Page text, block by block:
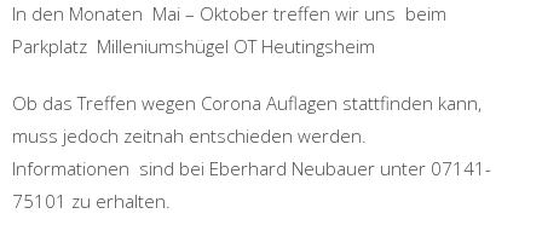
In den Monaten Mai – Oktober treffen wir uns beim
Parkplatz Milleniumshügel OT Heutingsheim
Ob das Treffen wegen Corona Auflagen stattfinden kann,
muss jedoch zeitnah entschieden werden.
Informationen sind bei Eberhard Neubauer unter 07141-
75101 zu erhalten.